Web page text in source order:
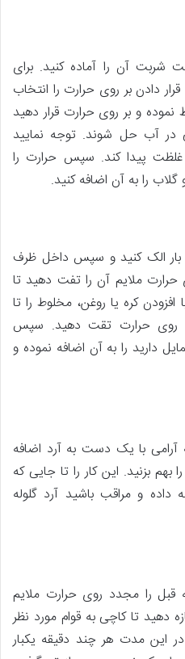
آن را آماده کنید. برای
دادن بر روی حرارت را انتخاب
و بر روی حرارت قرار دهید
در آب حل شوند. توجه نمایید
پیدا کند. سپس حرارت را
را به آن اضافه کنید.
بار الک کنید و سپس داخل ظرف
ملایم آن را تفت دهید تا
کره یا روغن، مخلوط را تا
روی حرارت تقت دهید. سپس
دارید را به آن اضافه نموده و
آرامی با یک دست به آرد اضافه
بزنید. این کار را تا جایی که
و مراقب باشید آرد گلوله
را مجدد روی حرارت ملایم
دهید تا کاچی به قوام مورد نظر
این مدت هر چند دقیقه یکبار